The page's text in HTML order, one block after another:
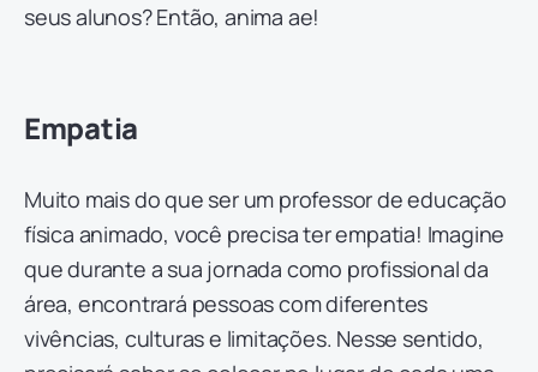
seus alunos? Então, anima ae!
Empatia
Muito mais do que ser um professor de educação
física animado, você precisa ter empatia! Imagine
que durante a sua jornada como profissional da
área, encontrará pessoas com diferentes
vivências, culturas e limitações. Nesse sentido,